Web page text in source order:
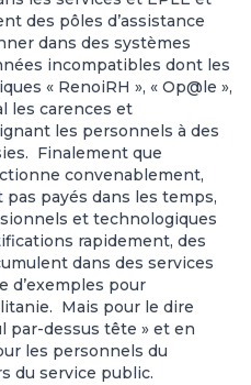
des pôles d’assistance
dans des systèmes
incompatibles dont les
« RenoiRH », « Op@le »,
les carences et
les personnels à des
Finalement que
convenablement,
payés dans les temps,
et technologiques
rapidement, des
dans des services
d’exemples pour
Mais pour le dire
par-dessus tête » et en
les personnels du
du service public.